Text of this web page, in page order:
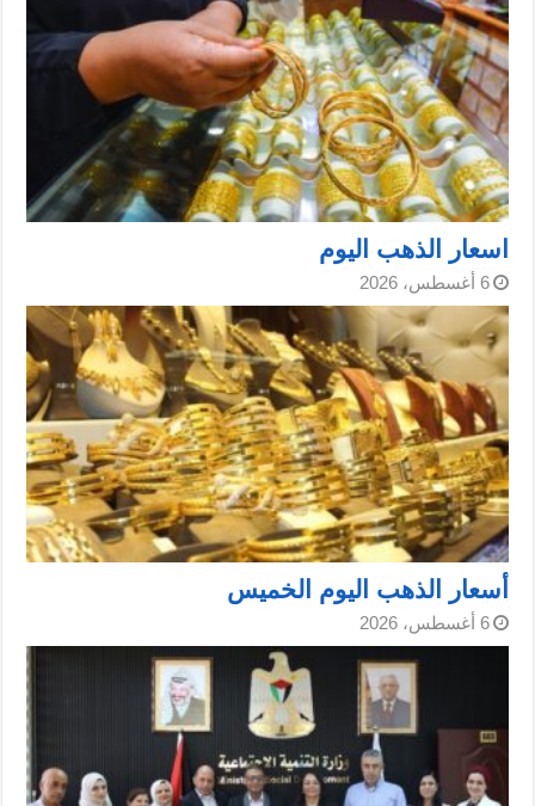
اسعار الذهب اليوم
6 أغسطس، 2026
أسعار الذهب اليوم الخميس
6 أغسطس، 2026